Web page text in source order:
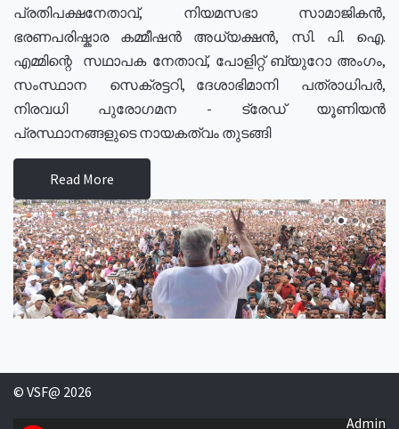
പ്രതിപക്ഷനേതാവ്, നിയമസഭാ സാമാജികൻ,
ഭരണപരിഷ്കാര കമ്മീഷൻ അധ്യക്ഷൻ, സി. പി. ഐ.
എമ്മിന്റെ സഥാപക നേതാവ്, പോളിറ്റ് ബ്യുറോ അംഗം,
സംസ്ഥാന സെക്രട്ടറി, ദേശാഭിമാനി പത്രാധിപർ,
നിരവധി പുരോഗമന - ട്രേഡ് യൂണിയൻ
പ്രസ്ഥാനങ്ങളുടെ നായകത്വം തുടങ്ങി
Read More
© VSF@ 2026
Admin